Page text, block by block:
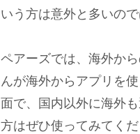
いう方は意外と多いの
ペアーズでは、海外か
んが海外からアプリを
面で、国内以外に海外
方はぜひ使ってみてくだ